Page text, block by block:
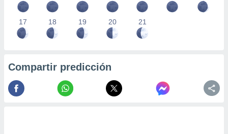
17 18 19 20 21
Compartir predicción